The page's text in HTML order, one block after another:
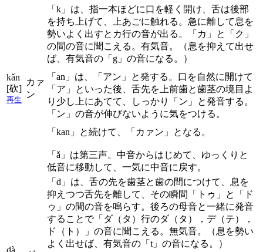
kǎn
[砍]
再生
カァ
ン
「k」は、指一本ほどに口を軽く開け、舌は後部
を持ち上げて、上あごに触れる。急に離して息を
勢いよく出すとカ行の音が出る。「カ」と「ク」
の間の音に聞こえる。有気音。（息を抑えて出せ
ば、有気音の「g」の音になる。）
「an」は、「アン」と発する。口を自然に開けて
「ア」といった後、舌先を上前歯と歯茎の境目よ
り少し上にあてて、しっかり「ン」と発音する。
「ン」の音が伸びないように気をつける。
「kan」と続けて、「カァン」となる。
「ǎ」は第三声。中音からはじめて、ゆっくりと
低音に移動して、一気に中音に戻す。
dà
「d」は、舌の先を歯茎と歯の間につけて、息を
抑えつつ舌先を離して、その瞬間「トゥ」と「ド
ゥ」の間の音を鳴らす。後ろの母音と一緒に発音
することで「ダ（タ）行のダ（タ），デ（テ），
ド（ト）」の音に聞こえる。無気音。（息を勢い
よく出せば、有気音の「t」の音になる。）